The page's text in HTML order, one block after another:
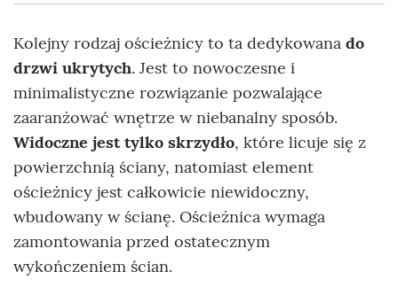
Kolejny rodzaj ościeżnicy to ta dedykowana do
drzwi ukrytych. Jest to nowoczesne i
minimalistyczne rozwiązanie pozwalające
zaaranżować wnętrze w niebanalny sposób.
Widoczne jest tylko skrzydło, które licuje się z
powierzchnią ściany, natomiast element
ościeżnicy jest całkowicie niewidoczny,
wbudowany w ścianę. Ościeżnica wymaga
zamontowania przed ostatecznym
wykończeniem ścian.